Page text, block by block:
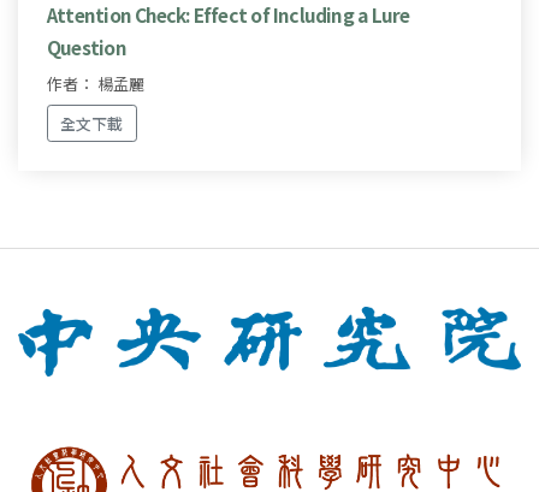
Attention Check: Effect of Including a Lure
Question
作者： 楊孟麗
全文下載